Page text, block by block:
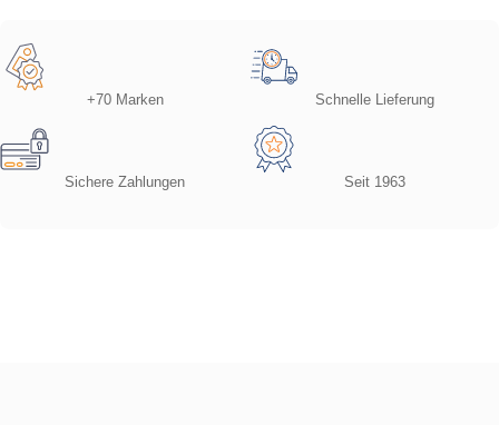
+70 Marken Schnelle Lieferung
Sichere Zahlungen Seit 1963